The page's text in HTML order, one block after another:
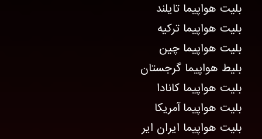
بلیت هواپیما تایلند
بلیت هواپیما ترکیه
بلیت هواپیما چین
بلیط هواپیما گرجستان
بلیت هواپیما کانادا
بلیت هواپیما آمریکا
بلیت هواپیما ایران ایر